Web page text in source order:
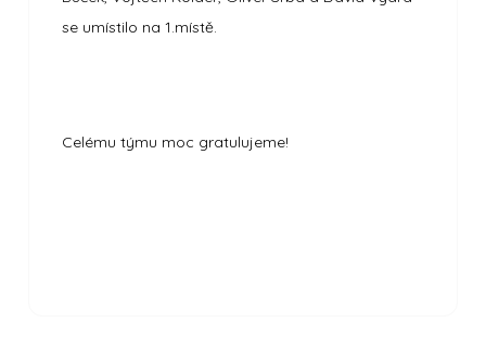
se umístilo na 1.místě.
Celému týmu moc gratulujeme!